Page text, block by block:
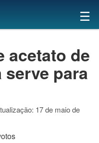
×
☰
acetato de
serve para
17 de maio de